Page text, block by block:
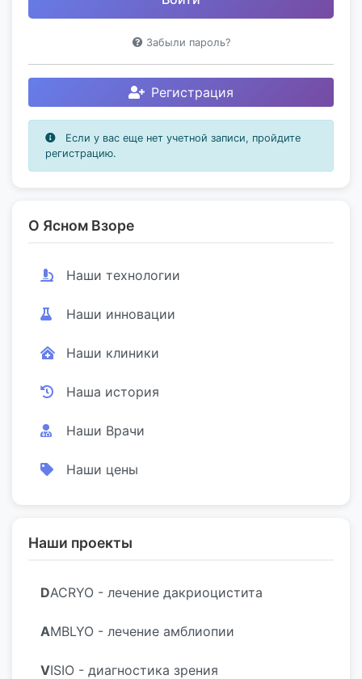
Забыли пароль?
Регистрация
Если у вас еще нет учетной записи, пройдите
регистрацию.
О Ясном Взоре
Наши технологии
Наши инновации
Наши клиники
Наша история
Наши Врачи
Наши цены
Наши проекты
DACRYO - лечение дакриоцистита
AMBLYO - лечение амблиопии
VISIO - диагностика зрения